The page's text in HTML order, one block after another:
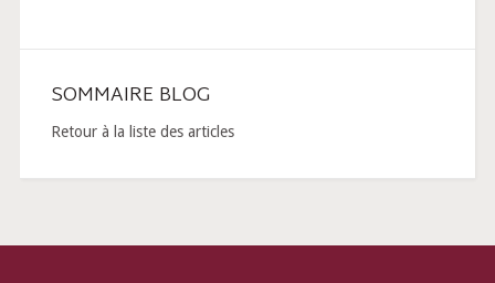
SOMMAIRE BLOG
Retour à la liste des articles